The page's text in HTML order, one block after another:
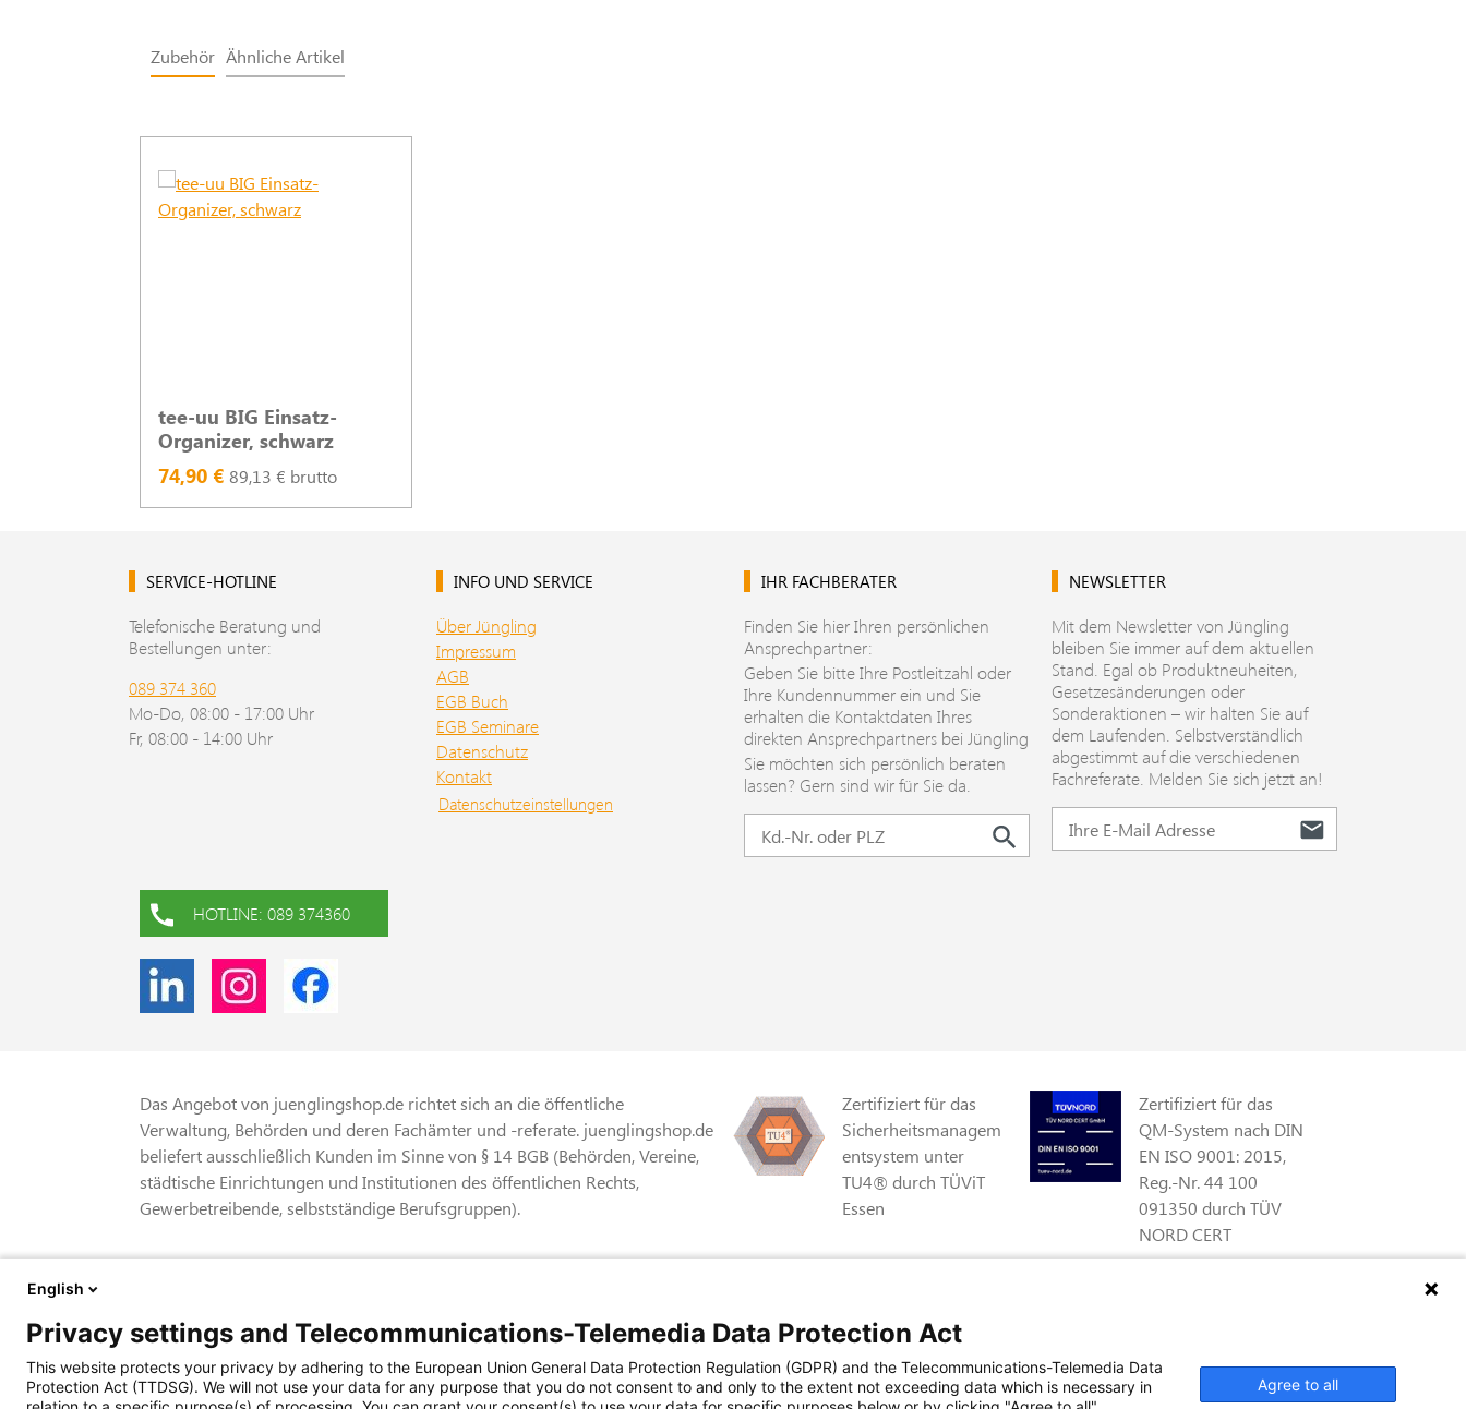
Zubehör Ähnliche Artikel
tee-uu BIG Einsatz-
Organizer, schwarz
74,90 € 89,13 € brutto
SERVICE-HOTLINE
Telefonische Beratung und
Bestellungen unter:
089 374 360
Mo-Do, 08:00 - 17:00 Uhr
Fr, 08:00 - 14:00 Uhr
INFO UND SERVICE
Über Jüngling
Impressum
AGB
EGB Buch
EGB Seminare
Datenschutz
Kontakt
Datenschutzeinstellungen
IHR FACHBERATER
Finden Sie hier Ihren persönlichen
Ansprechpartner:
Geben Sie bitte Ihre Postleitzahl oder
Ihre Kundennummer ein und Sie
erhalten die Kontaktdaten Ihres
direkten Ansprechpartners bei Jüngling
Sie möchten sich persönlich beraten
lassen? Gern sind wir für Sie da.
NEWSLETTER
Mit dem Newsletter von Jüngling
bleiben Sie immer auf dem aktuellen
Stand. Egal ob Produktneuheiten,
Gesetzesänderungen oder
Sonderaktionen – wir halten Sie auf
dem Laufenden. Selbstverständlich
abgestimmt auf die verschiedenen
Fachreferate. Melden Sie sich jetzt an!
HOTLINE: 089 374360
Das Angebot von juenglingshop.de richtet sich an die öffentliche
Verwaltung, Behörden und deren Fachämter und -referate. juenglingshop.de
beliefert ausschließlich Kunden im Sinne von § 14 BGB (Behörden, Vereine,
städtische Einrichtungen und Institutionen des öffentlichen Rechts,
Gewerbetreibende, selbstständige Berufsgruppen).
© 2026 Behördenverlag Jüngling-gbb GmbH + Co. KG • Einsteinstraße 12 •
85716 Unterschleißheim • Tel. 089 374 360
Zertifiziert für das
Sicherheitsmanagem
entsystem unter
TU4® durch TÜViT
Essen
Zertifiziert für das
QM-System nach DIN
EN ISO 9001: 2015,
Reg.-Nr. 44 100
091350 durch TÜV
NORD CERT
Sicherheits- und
Qualitätssicherungs
maßnahmen in
Übereinstimmung §
öffentliche Aufträge
durch das ABZ Bayern
English
Privacy settings and Telecommunications-Telemedia Data Protection Act
This website protects your privacy by adhering to the European Union General Data Protection Regulation (GDPR) and the Telecommunications-Telemedia Data
Protection Act (TTDSG). We will not use your data for any purpose that you do not consent to and only to the extent not exceeding data which is necessary in
Agree to all